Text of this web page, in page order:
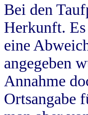
Bei den
Herkunft. Es
eine
angegeben
Annahme
Ortsangabe